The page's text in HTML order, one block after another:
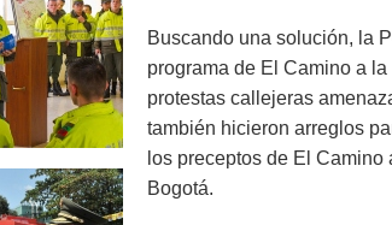
Buscando una solución, la
programa de El Camino a
protestas callejeras
también hicieron arreglos
los preceptos de El
Bogotá.